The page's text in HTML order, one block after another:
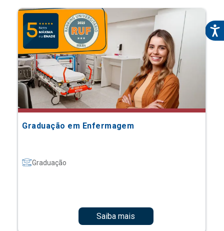
Graduação em Enfermagem
Graduação
Saiba mais